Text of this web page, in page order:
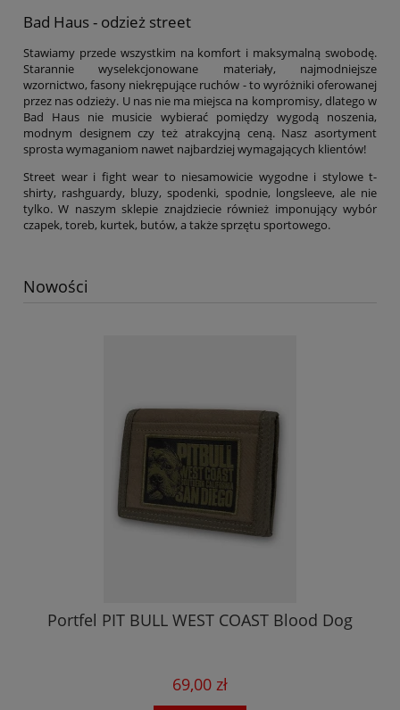
Bad Haus - odzież street
Stawiamy przede wszystkim na komfort i maksymalną swobodę.
Starannie wyselekcjonowane materiały, najmodniejsze
wzornictwo, fasony niekrępujące ruchów - to wyróżniki oferowanej
przez nas odzieży. U nas nie ma miejsca na kompromisy, dlatego w
Bad Haus nie musicie wybierać pomiędzy wygodą noszenia,
modnym designem czy też atrakcyjną ceną. Nasz asortyment
sprosta wymaganiom nawet najbardziej wymagających klientów!
Street wear i fight wear to niesamowicie wygodne i stylowe t-
shirty, rashguardy, bluzy, spodenki, spodnie, longsleeve, ale nie
tylko. W naszym sklepie znajdziecie również imponujący wybór
czapek, toreb, kurtek, butów, a także sprzętu sportowego.
Nowości
Portfel PIT BULL WEST COAST Blood Dog
69,00 zł